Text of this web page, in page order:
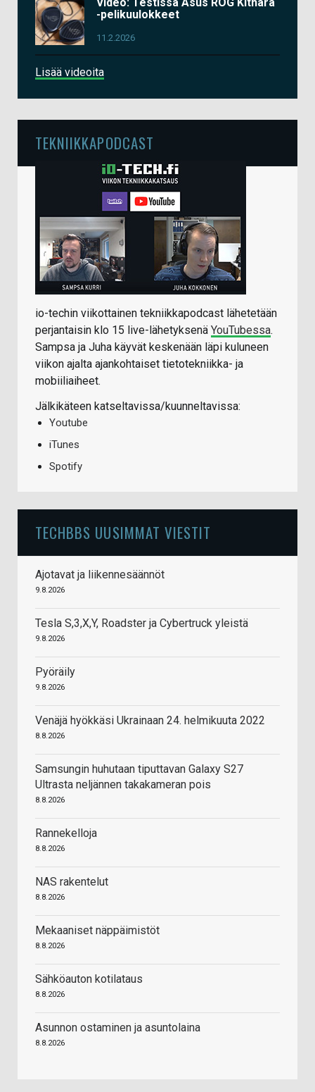
-pelikuulokkeet
11.2.2026
Lisää videoita
TEKNIIKKAPODCAST
io-techin viikottainen tekniikkapodcast lähetetään
perjantaisin klo 15 live-lähetyksenä YouTubessa.
Sampsa ja Juha käyvät keskenään läpi kuluneen
viikon ajalta ajankohtaiset tietotekniikka- ja
mobiiliaiheet.
Jälkikäteen katseltavissa/kuunneltavissa:
Youtube
iTunes
Spotify
TECHBBS UUSIMMAT VIESTIT
Ajotavat ja liikennesäännöt
9.8.2026
Tesla S,3,X,Y, Roadster ja Cybertruck yleistä
9.8.2026
Pyöräily
9.8.2026
Venäjä hyökkäsi Ukrainaan 24. helmikuuta 2022
8.8.2026
Samsungin huhutaan tiputtavan Galaxy S27
Ultrasta neljännen takakameran pois
8.8.2026
Rannekelloja
8.8.2026
NAS rakentelut
8.8.2026
Mekaaniset näppäimistöt
8.8.2026
Sähköauton kotilataus
8.8.2026
Asunnon ostaminen ja asuntolaina
8.8.2026